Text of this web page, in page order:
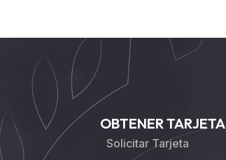
OBTENER TARJETA
Solicitar Tarjeta